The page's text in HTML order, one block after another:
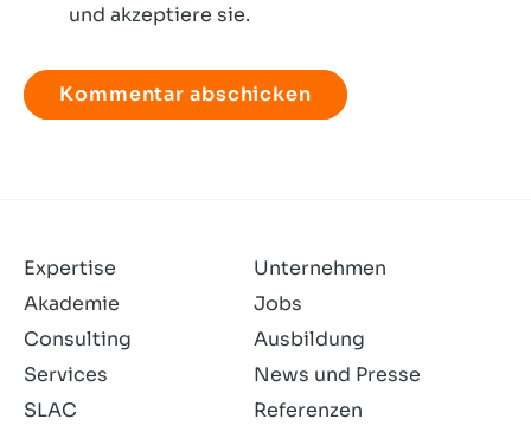
und akzeptiere sie.
habe
die
Expertise
Akademie
Consulting
Services
SLAC
Unternehmen
Jobs
Ausbildung
News und Presse
Referenzen